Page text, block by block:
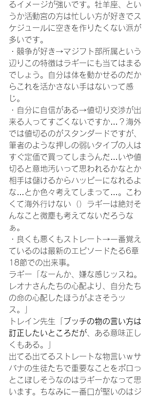
るイメージが強いです。牡羊座、とい
うか活動宮の方は忙しい方が好きでス
ケジュールに空きを作りたくない派が
多いです。
・競争が好き→マジフト部所属という
辺りこの特徴はラギーにも当てはまる
でしょう。自分は体を動かせるのだか
らこれを活かさない手はないって感
じ。
・自分に自信がある→値切り交渉が出
来る人ってすごくないですか…？海外
では値切るのがスタンダードですが、
筆者のような押しの弱いタイプの人は
すぐ定価で買ってしまうんだ…いや値
切ると意地汚いって思われるかなとか
相手は儲けるからハッピーになれるよ
な…とか色々考えてしまって…。こわ
くて海外行けない（）ラギーは絶対そ
んなこと微塵も考えてないだろうな
ぁ。
・良くも悪くもストレート→一番覚え
ているのは最新のエピソードたる6章
18節での出来事。
ラギー「なーんか、嫌な感じッスね。
レオナさんたちの心配より、自分たち
の命の心配したほうがよさそうッ
ス。」
トレイン先生「
ブッチの物の言い方は
訂正したいところだが 、ある意味正し
くもある。」
出てる出てるストレートな物言いｗサ
バナの生徒たちで重要なことをポロっ
とこぼしそうなのはラギーかなって思
います。ちなみに一番口が堅いのはジ